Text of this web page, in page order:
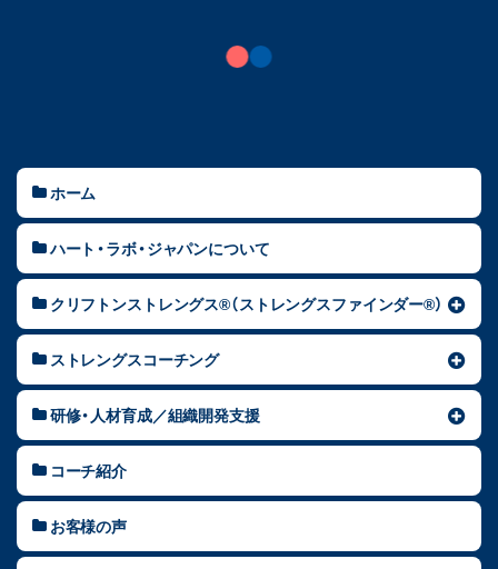
ホーム
ハート・ラボ・ジャパンについて
クリフトンストレングス®（ストレングスファインダー®）
ストレングスコーチング
研修・人材育成／組織開発支援
コーチ紹介
お客様の声